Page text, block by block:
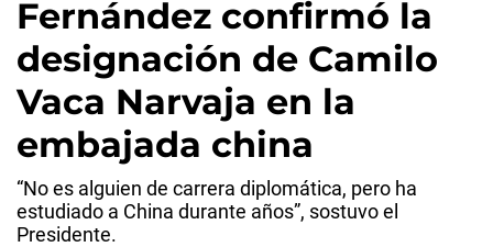
Fernández confirmó la
designación de Camilo
Vaca Narvaja en la
embajada china
“No es alguien de carrera diplomática, pero ha
estudiado a China durante años”, sostuvo el
Presidente.